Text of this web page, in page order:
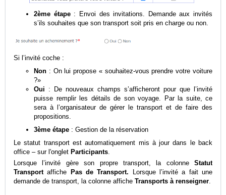
2ème étape : Envoi des invitations. Demande aux invités
s’ils souhaites que son transport soit pris en charge ou non.
Si l’invité coche :
Non : On lui propose « souhaitez-vous prendre votre voiture
?»
Oui : De nouveaux champs s’afficheront pour que l’invité
puisse remplir les détails de son voyage. Par la suite, ce
sera à l’organisateur de gérer le transport et de faire des
propositions.
3ème étape : Gestion de la réservation
Le statut transport est automatiquement mis à jour dans le back
office – sur l'onglet Participants.
Lorsque l’invité gère son propre transport, la colonne Statut
Transportaffiche Pas de Transport.
Lorsque l’invité a fait une
demande de transport, la colonne affiche Transports à renseigner.